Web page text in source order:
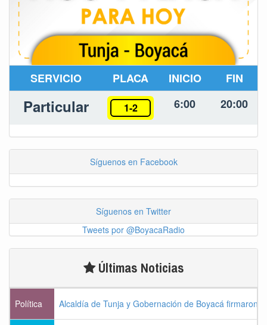
SERVICIO PLACA INICIO FIN
Particular 1-2 6:00 20:00
Síguenos en Facebook
Síguenos en Twitter
Tweets por @BoyacaRadio
Últimas Noticias
Política Alcaldía de Tunja y Gobernación de Boyacá firmaron